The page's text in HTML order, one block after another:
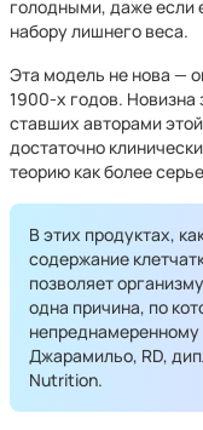
голодными, даже если
набору лишнего веса.
Эта модель не нова —
1900-х годов. Новизна
ставших авторами
достаточно
теорию как более
В этих продуктах,
содержание
позволяет
одна причина, по
Джарамильо, RD,
Nutrition.